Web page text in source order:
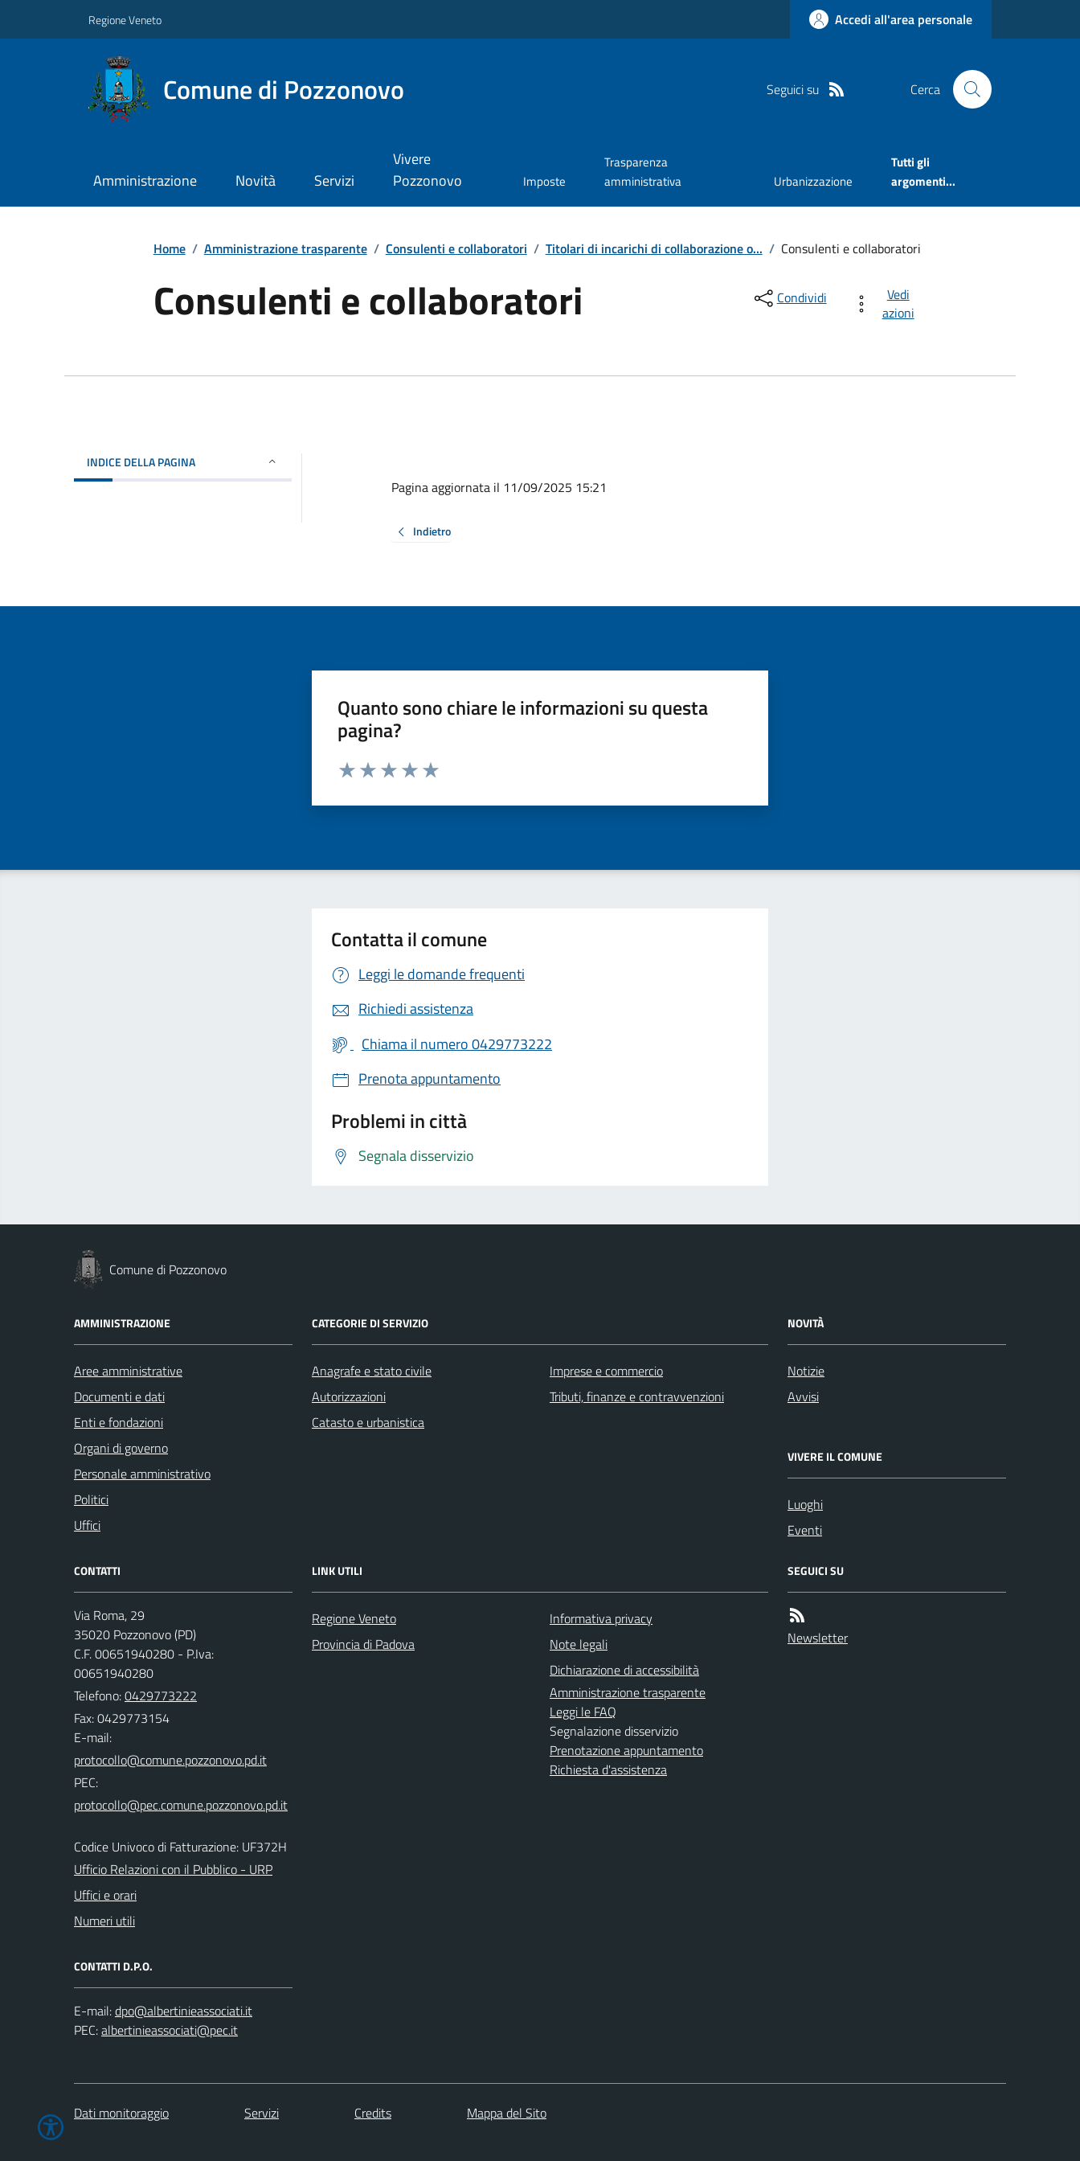
Regione Veneto Accedi all'area personale
Comune di Pozzonovo Seguici su Cerca
Amministrazione Novità Servizi
Vivere
Pozzonovo
Imposte
Trasparenza
amministrativa
Urbanizzazione
Tutti gli
argomenti...
Home / Amministrazione trasparente / Consulenti e collaboratori / Titolari di incarichi di collaborazione o... / Consulenti e collaboratori
Consulenti e collaboratori Condividi
Vedi
azioni
INDICE DELLA PAGINA
Pagina aggiornata il 11/09/2025 15:21
Indietro
Quanto sono chiare le informazioni su questa
pagina?
Valuta da 1 a 5 stelle la pagina
Contatta il comune
Leggi le domande frequenti
Richiedi assistenza
Chiama il numero 0429773222
Prenota appuntamento
Problemi in città
Segnala disservizio
Comune di Pozzonovo
AMMINISTRAZIONE
Aree amministrative
Documenti e dati
Enti e fondazioni
Organi di governo
Personale amministrativo
Politici
Uffici
CATEGORIE DI SERVIZIO
Anagrafe e stato civile
Autorizzazioni
Catasto e urbanistica
Imprese e commercio
Tributi, finanze e contravvenzioni
NOVITÀ
Notizie
Avvisi
VIVERE IL COMUNE
Luoghi
Eventi
CONTATTI
Via Roma, 29
35020 Pozzonovo (PD)
C.F. 00651940280 - P.Iva:
00651940280
Telefono:0429773222
Fax: 0429773154
E-mail:
PEC:
Codice Univoco di Fatturazione: UF372H
Ufficio Relazioni con il Pubblico - URP
Uffici e orari
Numeri utili
CONTATTI D.P.O.
E-mail:
PEC:
LINK UTILI
Regione Veneto
Provincia di Padova
Informativa privacy
Note legali
Dichiarazione di accessibilità
Amministrazione trasparente
Leggi le FAQ
Segnalazione disservizio
Prenotazione appuntamento
Richiesta d'assistenza
SEGUICI SU
Newsletter
Dati monitoraggio Servizi Credits Mappa del Sito